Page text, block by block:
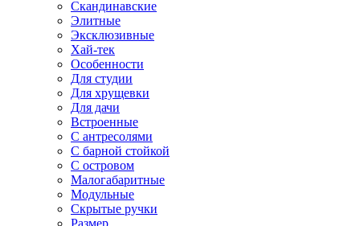
Скандинавские
Элитные
Эксклюзивные
Хай-тек
Особенности
Для студии
Для хрущевки
Для дачи
Встроенные
С антресолями
С барной стойкой
С островом
Малогабаритные
Модульные
Скрытые ручки
Размер